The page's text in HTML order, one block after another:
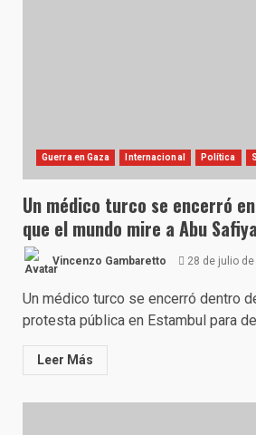
Guerra en Gaza Internacional Política
Un médico turco se encerró
que el mundo mire a Abu Safiya
Vincenzo Gambaretto 28 de julio
Un médico turco se encerró dentro
protesta pública en Estambul para
Leer Más